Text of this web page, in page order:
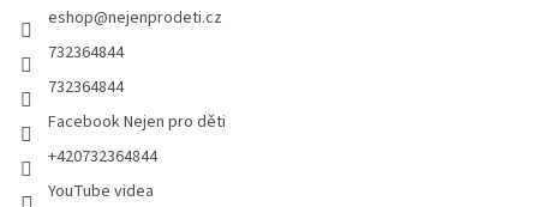
eshop@nejenprodeti.cz
732364844
732364844
Facebook Nejen pro děti
+420732364844
YouTube videa